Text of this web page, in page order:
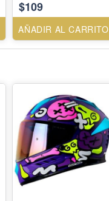
MR FC
$109
AÑADIR AL CARRITO